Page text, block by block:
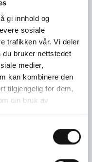
gi innhold og
sosiale
trafikken vår. Vi deler
bruker nettstedet
medier,
kan kombinere den
tilgjengelig for dem,
din bruk av